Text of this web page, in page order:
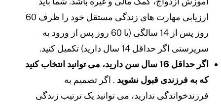
ارزیابی مهارت های زندگی مستقل خود را ظرف 60
روز پس از 14 سالگی (یا 60 روز پس از ورود به
سرپرستی اگر حداقل 14 سال دارید) تکمیل کنید.
اگر حداقل 16 سال سن دارید، می توانید انتخاب کنید
که به فرزندی قبول نشوید. اگر تصمیم به
فرزندخواندگی ندارید، می توانید یک ترتیب زندگی